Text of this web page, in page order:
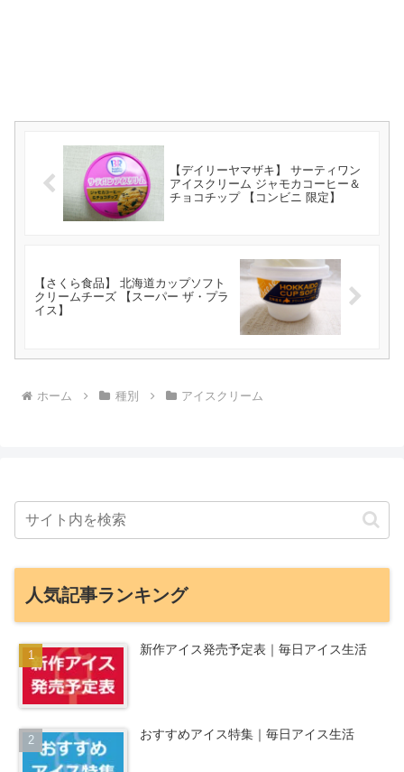
【デイリーヤマザキ】 サーティワン
アイスクリーム ジャモカコーヒー＆
チョコチップ 【コンビニ 限定】
【さくら食品】 北海道カップソフト
クリームチーズ 【スーパー ザ・プラ
イス】
ホーム 種別 アイスクリーム
人気記事ランキング
新作アイス発売予定表｜毎日アイス生活
おすすめアイス特集｜毎日アイス生活